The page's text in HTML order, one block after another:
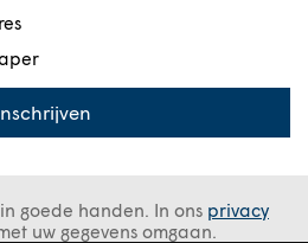
goede handen. In ons privacy
uw gegevens omgaan.